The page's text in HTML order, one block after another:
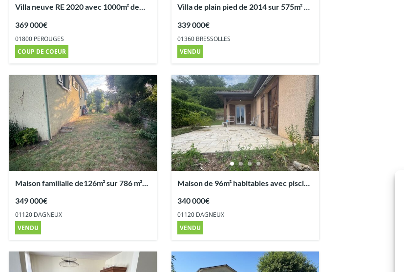
Villa neuve RE 2020 avec 1000m² de
369 000€
01800 PEROUGES
COUP DE COEUR
Villa de plain pied de 2014 sur 575m² de
339 000€
01360 BRESSOLLES
VENDU
Maison familialle de126m² sur 786 m²
349 000€
01120 DAGNEUX
VENDU
Maison de 96m² habitables avec piscine
340 000€
01120 DAGNEUX
VENDU